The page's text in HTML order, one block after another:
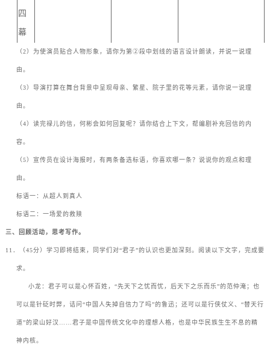
四
幕
（2）为使演员贴合人物形象，请你为第②段中划线的语言设计朗读，并说一说理
由。
（3）导演打算在舞台背景中呈现母亲、繁星、院子里的花等元素，请你说一说理
由。
（4）读完禄儿的信，何彬会如何回复呢？请你结合上下文，帮编剧补充回信的内
容。
（5）宣传员在设计海报时，有两条备选标语，你喜欢哪一条？说说你的观点和理
由。
标语一：从超人到真人
标语二：一场爱的救赎
三、回顾活动，思考写作。
11 ．（45分）学习即将结束，同学们对“君子”的认识也更加深刻。阅读以下文字，完成要
求。
ㅤㅤ小龙：君子可以是心怀百姓，“先天下之忧而忧，后天下之乐而乐”的范仲淹；也
可以是针砭时弊，诘问“中国人失掉自信力了吗”的鲁迅；还可以是行侠仗义、“替天行
道”的梁山好汉 ……君子是中国传统文化中的理想人格，也是中华民族生生不息的精
神内核。